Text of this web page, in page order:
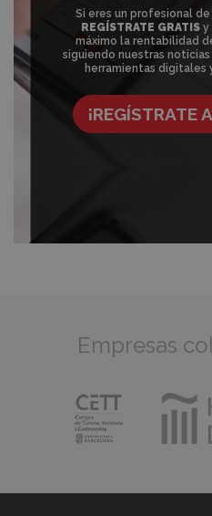
Si eres un profesional
REGÍSTRATE GRATISy
máximo la rentabilidad
siguiendo nuestras
herramientas digitales
¡REGÍSTRATE
Empresas